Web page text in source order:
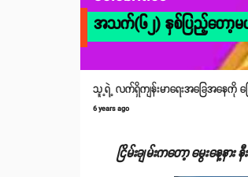
အသက်(၆၂) နှစ်ပြည့်တော့မယ့်
သူ့ရဲ့ လက်ရှိကျန်းမာရေးအခြေအနေကို ပြ
6 years ago
ငြိမ်းချမ်းကတော့ မွေးနေ့န